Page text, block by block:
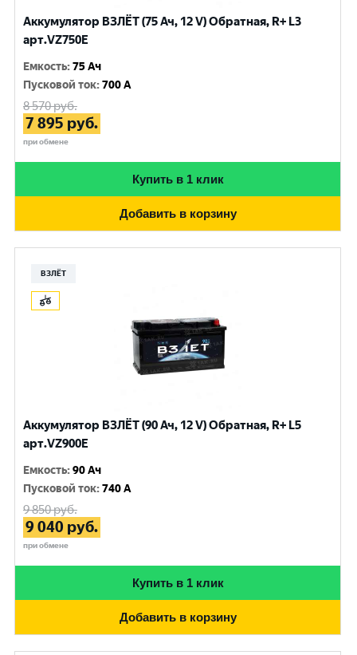
Аккумулятор ВЗЛЁТ (75 Ач, 12 V) Обратная, R+ L3
арт.VZ750E
Емкость:75 Ач
Пусковой ток:700 A
8 570руб.
7 895 руб.
при обмене
Купить в 1 клик
Добавить в корзину
ВЗЛЁТ
Аккумулятор ВЗЛЁТ (90 Ач, 12 V) Обратная, R+ L5
арт.VZ900E
Емкость:90 Ач
Пусковой ток:740 A
9 850руб.
9 040 руб.
при обмене
Купить в 1 клик
Добавить в корзину